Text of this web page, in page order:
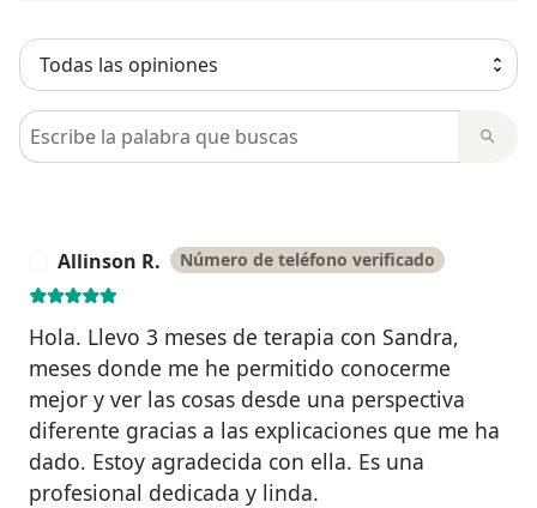
Busca en opiniones
Allinson R. Número de teléfono verificado
Hola. Llevo 3 meses de terapia con Sandra,
meses donde me he permitido conocerme
mejor y ver las cosas desde una perspectiva
diferente gracias a las explicaciones que me ha
dado. Estoy agradecida con ella. Es una
profesional dedicada y linda.